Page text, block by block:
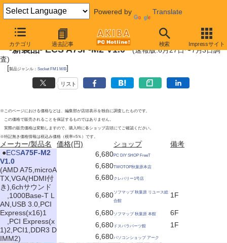
Powered by Translate
カテゴリ 過去記事 検索 Impressサイト
2011年7月2日号
-新製品- ECS A75F-M2 V1.0(速報版:6月27日〜7月3日調
査)
[製品ジャンル： Socket FM1 M/B]
リスト
※このページにおける価格などは、編集部が店頭表示を独自に調査したものです。
この価格で販売されることを保証するものではありません。
実際の販売価格は変動しますので、購入時に各ショップ店頭にてご確認ください。
※特記無き価格情報は税込み価格（税率=5％）です。
メーカー/製品名 価格(円) ショップ
備考
●ECSA75F-M2
V1.0
(AMD A75,microA
TX,VGA(HDMI付
き),6chサウンド
,1000Base-T L
AN,USB 3.0,PCI
Express(x16)1
,PCI Express(x
1)2,PCI1,DDR3 D
IMM2)
6,680PC DIY SHOP FreeT
6,680TWOTOP秋葉原本店
6,680クレバリー1号店
6,680ソフマップ 秋葉原 リユース総
合館
1F
6,680ソフマップ 秋葉原 本館
6F
6,680 ドスパラパーツ館
1F
6,680パソコンショップ アーク